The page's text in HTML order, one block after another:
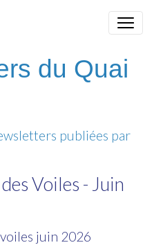
du Quai
publiées par
Voiles - Juin
juin 2026